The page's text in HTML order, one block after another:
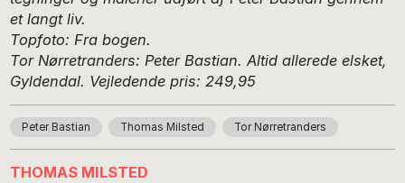
et langt liv.
Topfoto: Fra bogen.
Tor Nørretranders: Peter Bastian. Altid allerede elsket,
Gyldendal. Vejledende pris: 249,95
Peter Bastian Thomas Milsted Tor Nørretranders
THOMAS MILSTED